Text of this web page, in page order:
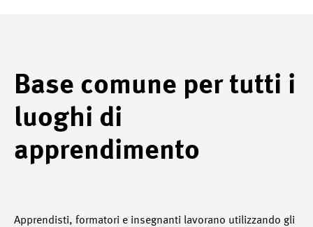
Base comune per tutti i
luoghi di
apprendimento
Apprendisti, formatori e insegnanti lavorano utilizzando gli